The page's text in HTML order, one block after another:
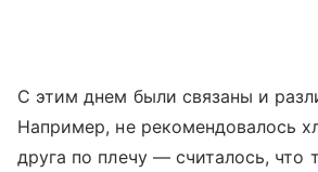
С этим днем были связаны и
Например, не рекомендовалось
друга по плечу — считалось, что